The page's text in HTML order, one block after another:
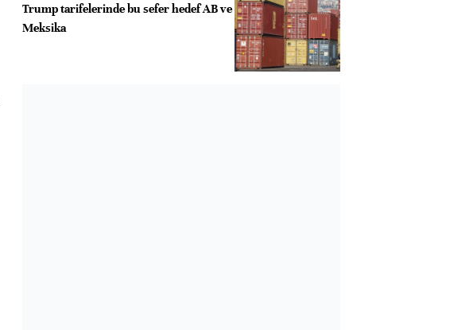
Trump tarifelerinde bu sefer hedef AB ve
Meksika